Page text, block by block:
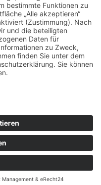
und Technik: atworx |